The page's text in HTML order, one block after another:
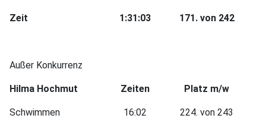
Zeit 1:31:03 171. von 242
Außer Konkurrenz
Hilma Hochmut Zeiten Platz m/w
Schwimmen 16:02 224. von 243